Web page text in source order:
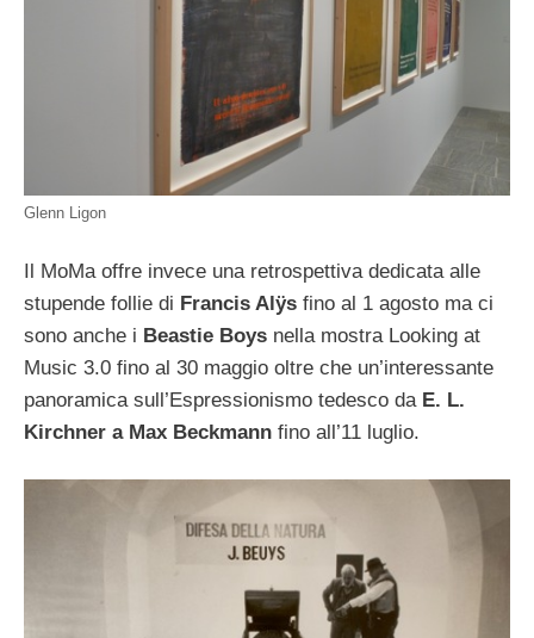
Glenn Ligon
Il MoMa offre invece una retrospettiva dedicata alle
stupende follie di Francis Alÿs fino al 1 agosto ma ci
sono anche i Beastie Boys nella mostra Looking at
Music 3.0 fino al 30 maggio oltre che un’interessante
panoramica sull’Espressionismo tedesco da E. L.
Kirchner a Max Beckmann fino all’11 luglio.